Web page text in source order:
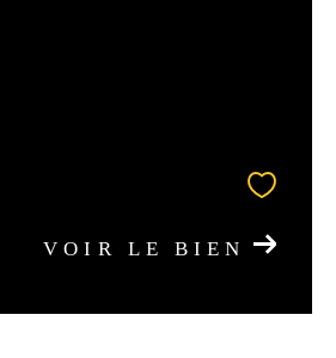
VOIR LE BIEN